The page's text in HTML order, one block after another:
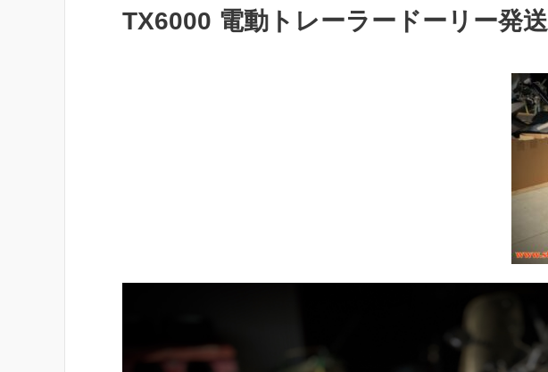
TX6000 電動トレーラードーリー発送